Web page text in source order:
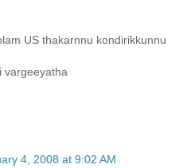
US thakarnnu kondirikkunnu
vargeeyatha
4, 2008 at 9:02 AM